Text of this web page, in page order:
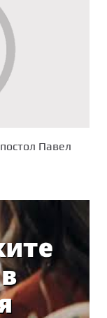
Павел